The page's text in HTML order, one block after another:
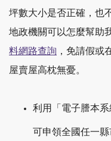
坪數大小是否正確，也
地政機關可以怎麼幫助
料網路查詢 ，免請假或
屋賣屋高枕無憂。
利用「電子謄本
可申領全國任一